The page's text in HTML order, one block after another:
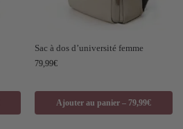
Sac à dos d’université femme
79,99€
Ajouter au panier – 79,99€